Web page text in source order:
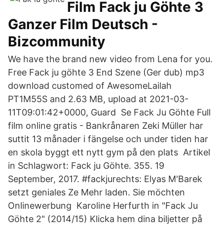
Film Fack ju Göhte 3
Ganzer Film Deutsch -
Bizcommunity
We have the brand new video from Lena for you.
Free Fack ju göhte 3 End Szene (Ger dub) mp3
download customed of AwesomeLailah
PT1M55S and 2.63 MB, upload at 2021-03-
11T09:01:42+0000, Guard Se Fack Ju Göhte Full
film online gratis - Bankrånaren Zeki Müller har
suttit 13 månader i fängelse och under tiden har
en skola byggt ett nytt gym på den plats Artikel
in Schlagwort: Fack ju Göhte. 355. 19
September, 2017. #fackjurechts: Elyas M'Barek
setzt geniales Ze Mehr laden. Sie möchten
Onlinewerbung Karoline Herfurth in "Fack Ju
Göhte 2" (2014/15) Klicka hem dina biljetter på